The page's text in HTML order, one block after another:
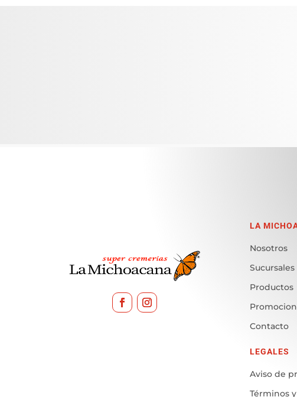
LA
Nosotros
Sucursales
Productos
Contacto
LEGALES
Aviso de
Términos